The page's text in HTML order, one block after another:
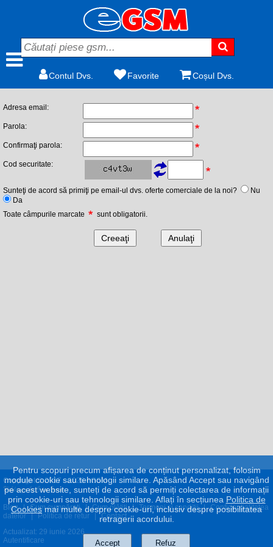
Contul Dvs. Favorite Coșul Dvs.
Adresa email:
Parola:
Confirmaţi parola:
Cod securitate:
Sunteţi de acord să primiţi pe email-ul dvs. oferte comerciale de la noi?
Nu
Da
Toate câmpurile marcate
sunt obligatorii.
Copyright © 2017 - 2026 eGSM
Blog | Cum cumpăraţi | Cum plătiţi | Termeni şi condiţii | Confidenţialitatea
datelor | Politica de retur
Contact
Actualizat: 29 iunie 2026
Autentificare
Pentru scopuri precum afișarea de conținut personalizat, folosim
module cookie sau tehnologii similare. Apăsând Accept sau navigând
pe acest website, sunteți de acord să permiți colectarea de informații
prin cookie-uri sau tehnologii similare. Aflați în secțiunea Politica de
Cookiesmai multe despre cookie-uri, inclusiv despre posibilitatea
retragerii acordului.